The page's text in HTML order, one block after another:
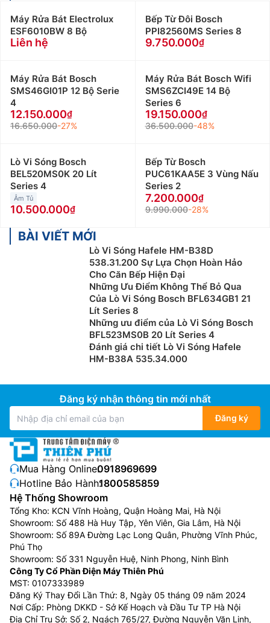
Máy Rửa Bát Electrolux
ESF6010BW 8 Bộ
Liên hệ
Bếp Từ Đôi Bosch
PPI82560MS Series 8
9.750.000
Máy Rửa Bát Bosch
SMS46GI01P 12 Bộ Serie
4
12.150.000
16.650.000-27%
Máy Rửa Bát Bosch Wifi
SMS6ZCI49E 14 Bộ
Series 6
19.150.000
36.500.000-48%
Lò Vi Sóng Bosch
BEL520MS0K 20 Lít
Series 4
Âm Tủ
10.500.000
Bếp Từ Bosch
PUC61KAA5E 3 Vùng Nấu
Series 2
7.200.000
9.990.000-28%
BÀI VIẾT MỚI
Lò Vi Sóng Hafele HM-B38D
538.31.200 Sự Lựa Chọn Hoàn Hảo
Cho Căn Bếp Hiện Đại
Những Ưu Điểm Không Thể Bỏ Qua
Của Lò Vi Sóng Bosch BFL634GB1 21
Lít Series 8
Những ưu điểm của Lò Vi Sóng Bosch
BFL523MS0B 20 Lít Series 4
Đánh giá chi tiết Lò Vi Sóng Hafele
HM-B38A 535.34.000
Đăng ký nhận thông tin mới nhất
Đăng ký
Mua Hàng Online:0918969699
Hotline Bảo Hành:1800585859
Hệ Thống Showroom
Tổng Kho: KCN Vĩnh Hoàng, Quận Hoàng Mai, Hà Nội
Showroom: Số 488 Hà Huy Tập, Yên Viên, Gia Lâm, Hà Nội
Showroom: Số 89A Đường Lạc Long Quân, Phường Vĩnh Phúc,
Phú Thọ
Showroom: Số 331 Nguyễn Huệ, Ninh Phong, Ninh Bình
Công Ty Cổ Phần Điện Máy Thiên Phú
MST: 0107333989
Đăng Ký Thay Đổi Lần Thứ: 8, Ngày 05 tháng 09 năm 2024
Nơi Cấp: Phòng DKKD - Sở Kế Hoạch và Đầu Tư TP Hà Nội
Địa Chỉ Trụ Sở: Số 2, Ngách 765/27, Đường Nguyễn Văn Linh,